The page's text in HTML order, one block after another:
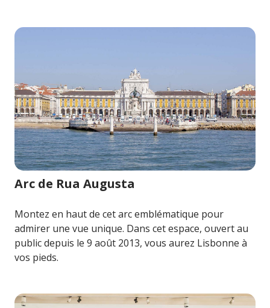
Image pour Arc de Rua Augusta
Arc de Rua Augusta
Montez en haut de cet arc emblématique pour
admirer une vue unique. Dans cet espace, ouvert au
public depuis le 9 août 2013, vous aurez Lisbonne à
vos pieds.